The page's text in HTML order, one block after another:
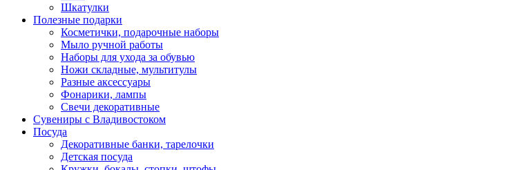
Шкатулки
Полезные подарки
Косметички, подарочные наборы
Мыло ручной работы
Наборы для ухода за обувью
Ножи складные, мультитулы
Разные аксессуары
Фонарики, лампы
Свечи декоративные
Сувениры с Владивостоком
Посуда
Декоративные банки, тарелочки
Детская посуда